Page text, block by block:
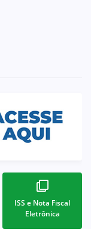
ISS e Nota Fiscal
Eletrônica